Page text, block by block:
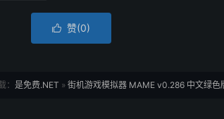
 赞(0)
是免费.NET » 街机游戏模拟器 MAME v0.286 中文绿色